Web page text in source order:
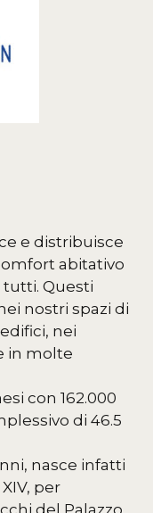
e distribuisce
abitativo
Questi
nostri spazi di
nei
in molte
con 162.000
di 46.5
nasce infatti
per